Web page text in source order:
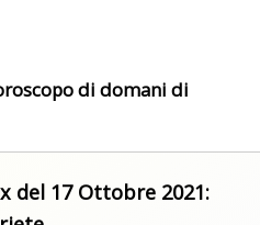
di domani di
del 17 Ottobre 2021: